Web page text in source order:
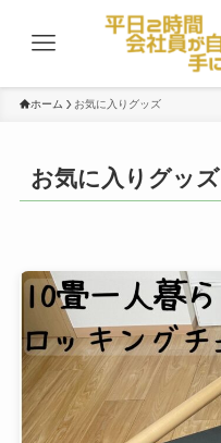
ホーム お気に入りグッズ
お気に入りグッズ